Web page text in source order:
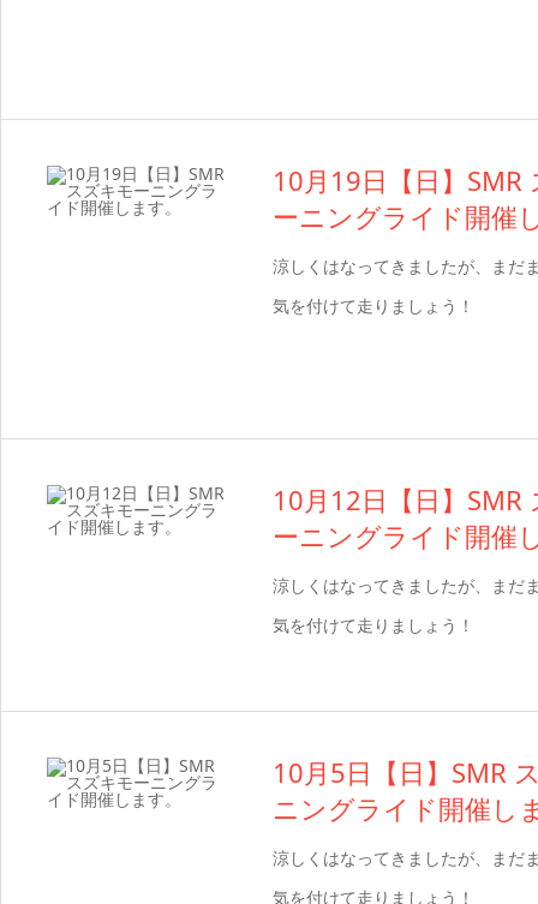
10月19日【日】SMR
ーニングライド開催
涼しくはなってきましたが、まだ
気を付けて走りましょう！
10月12日【日】SMR
ーニングライド開催
涼しくはなってきましたが、まだ
気を付けて走りましょう！
10月5日【日】SMR
ニングライド開催し
涼しくはなってきましたが、まだ
気を付けて走りましょう！